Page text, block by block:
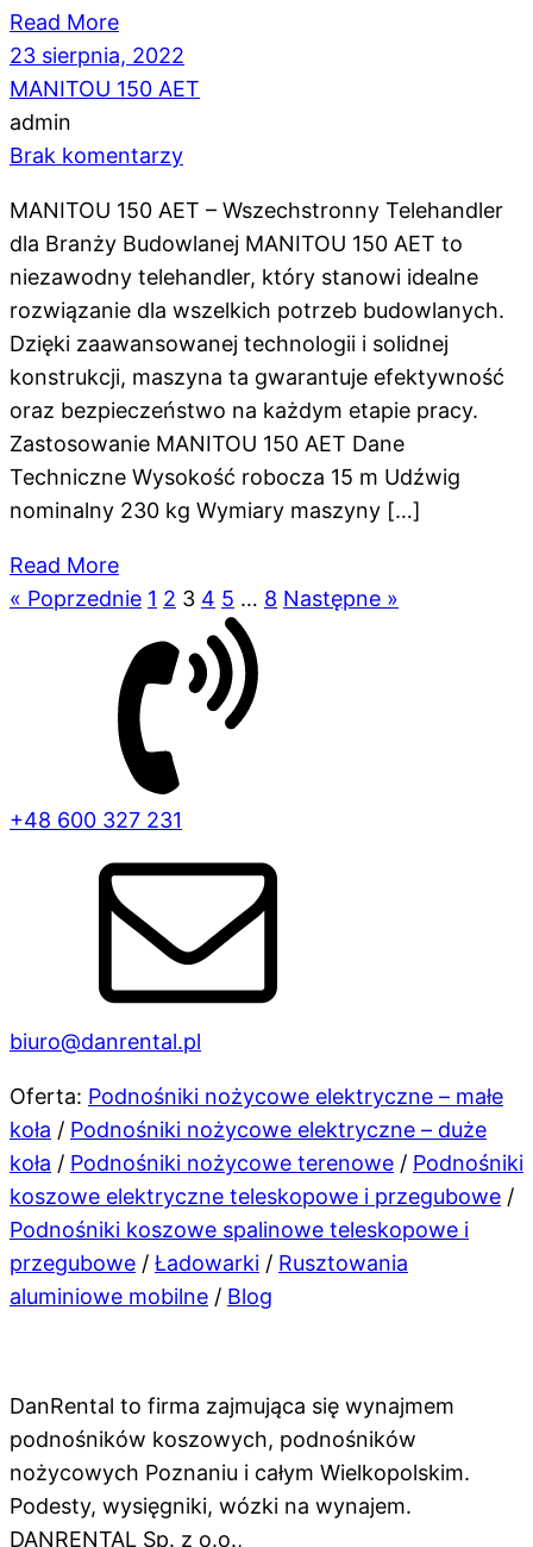
Read More
23 sierpnia, 2022
MANITOU 150 AET
admin
Brak komentarzy
MANITOU 150 AET – Wszechstronny Telehandler
dla Branży Budowlanej MANITOU 150 AET to
niezawodny telehandler, który stanowi idealne
rozwiązanie dla wszelkich potrzeb budowlanych.
Dzięki zaawansowanej technologii i solidnej
konstrukcji, maszyna ta gwarantuje efektywność
oraz bezpieczeństwo na każdym etapie pracy.
Zastosowanie MANITOU 150 AET Dane
Techniczne Wysokość robocza 15 m Udźwig
nominalny 230 kg Wymiary maszyny […]
Read More
« Poprzednie 1 2 3 4 5 … 8 Następne »
+48 600 327 231
biuro@danrental.pl
Oferta: Podnośniki nożycowe elektryczne – małe
koła / Podnośniki nożycowe elektryczne – duże
koła / Podnośniki nożycowe terenowe / Podnośniki
koszowe elektryczne teleskopowe i przegubowe /
Podnośniki koszowe spalinowe teleskopowe i
przegubowe / Ładowarki / Rusztowania
aluminiowe mobilne / Blog
DanRental to firma zajmująca się wynajmem
podnośników koszowych, podnośników
nożycowych Poznaniu i całym Wielkopolskim.
Podesty, wysięgniki, wózki na wynajem.
DANRENTAL Sp. z o.o.,